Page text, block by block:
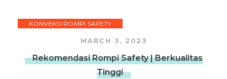
KONVEKSI ROMPI SAFETY
MARCH 3, 2023
Rekomendasi Rompi Safety | Berkualitas
Tinggi